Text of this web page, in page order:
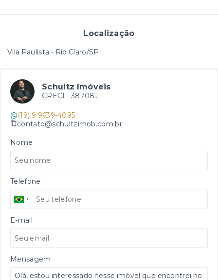
Localização
Vila Paulista - Rio Claro/SP
Schultz Imóveis
CRECI - 38708J
(19) 9 9639-4095
contato@schultzimob.com.br
Nome
Telefone
E-mail
Mensagem